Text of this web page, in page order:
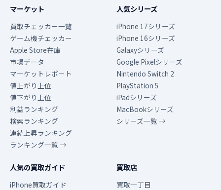
マーケット
買取チェッカー一覧
ゲーム機チェッカー
Apple Store在庫
市場データ
マーケットレポート
値上がり上位
値下がり上位
利益ランキング
検索ランキング
連続上昇ランキング
ランキング一覧 →
人気シリーズ
iPhone 17シリーズ
iPhone 16シリーズ
Galaxyシリーズ
Google Pixelシリーズ
Nintendo Switch 2
PlayStation 5
iPadシリーズ
MacBookシリーズ
シリーズ一覧 →
人気の買取ガイド
iPhone買取ガイド
買取店
買取一丁目